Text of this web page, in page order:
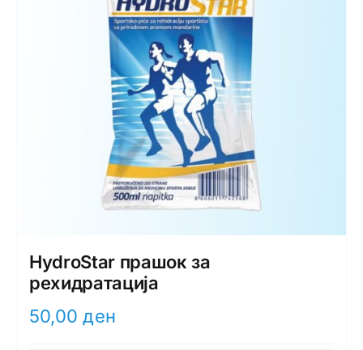
HydroStar прашок за
рехидратација
50,00ден